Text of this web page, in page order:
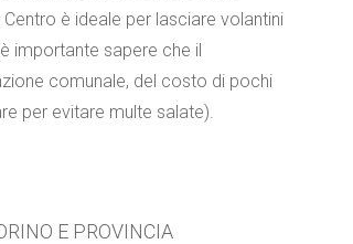
è ideale per lasciare volantini
importante sapere che il
comunale, del costo di pochi
per evitare multe salate).
E PROVINCIA